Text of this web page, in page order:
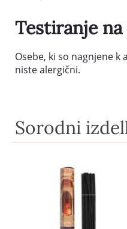
Testiranje
Osebe, ki so nagnjene
niste alergični.
Sorodni